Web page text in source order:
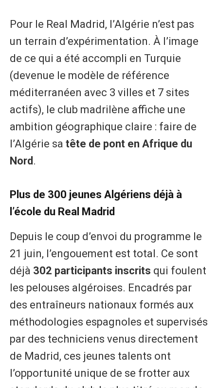
​Pour le Real Madrid, l’Algérie n’est pas
un terrain d’expérimentation. À l’image
de ce qui a été accompli en Turquie
(devenue le modèle de référence
méditerranéen avec 3 villes et 7 sites
actifs), le club madrilène affiche une
ambition géographique claire : faire de
l’Algérie sa tête de pont en Afrique du
Nord .
​Plus de 300 jeunes Algériens déjà à
l’école du Real Madrid
​Depuis le coup d’envoi du programme le
21 juin, l’engouement est total. Ce sont
déjà 302 participants inscrits qui foulent
les pelouses algéroises. Encadrés par
des entraîneurs nationaux formés aux
méthodologies espagnoles et supervisés
par des techniciens venus directement
de Madrid, ces jeunes talents ont
l’opportunité unique de se frotter aux